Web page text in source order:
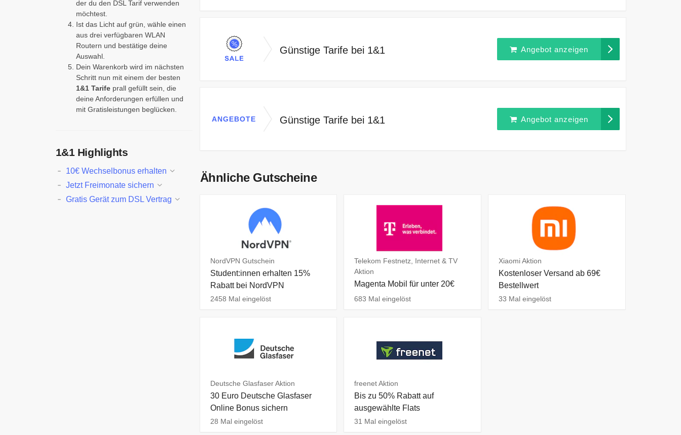
Günstige Tarife bei 1&1 Angebot anzeigen
ANGEBOTE Günstige Tarife bei 1&1 Angebot anzeigen
der du den DSL Tarif verwenden
möchtest.
Ist das Licht auf grün, wähle einen
aus drei verfügbaren WLAN
Routern und bestätige deine
Auswahl.
Dein Warenkorb wird im nächsten
Schritt nun mit einem der besten
1&1 Tarifeprall gefüllt sein, die
deine Anforderungen erfüllen und
mit Gratisleistungen beglücken.
1&1 Highlights
10€ Wechselbonus erhalten
Jetzt Freimonate sichern
Gratis Gerät zum DSL Vertrag
Ähnliche Gutscheine
NordVPN Gutschein
Student:innen erhalten 15%
Rabatt bei NordVPN
2458 Mal eingelöst
Telekom Festnetz, Internet & TV
Aktion
Magenta Mobil für unter 20€
683 Mal eingelöst
Xiaomi Aktion
Kostenloser Versand ab 69€
Bestellwert
33 Mal eingelöst
Deutsche Glasfaser Aktion
30 Euro Deutsche Glasfaser
Online Bonus sichern
28 Mal eingelöst
freenet Aktion
Bis zu 50% Rabatt auf
ausgewählte Flats
31 Mal eingelöst